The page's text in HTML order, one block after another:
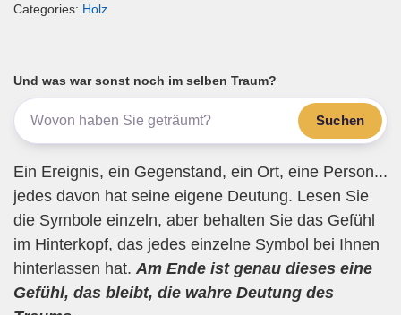
ail c
b
o
o
k
a
m
A
p
p
Categories: Holz
Und was war sonst noch im selben Traum?
Suchen
Ein Ereignis, ein Gegenstand, ein Ort, eine Person...
jedes davon hat seine eigene Deutung. Lesen Sie
die Symbole einzeln, aber behalten Sie das Gefühl
im Hinterkopf, das jedes einzelne Symbol bei Ihnen
hinterlassen hat. Am Ende ist genau dieses eine
Gefühl, das bleibt, die wahre Deutung des